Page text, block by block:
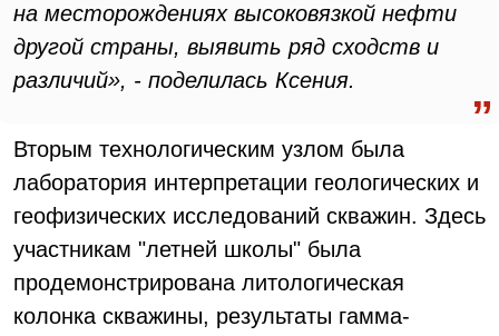
на месторождениях высоковязкой нефти
другой страны, выявить ряд сходств и
различий», - поделилась Ксения.
Вторым технологическим узлом была
лаборатория интерпретации геологических и
геофизических исследований скважин. Здесь
участникам "летней школы" была
продемонстрирована литологическая
колонка скважины, результаты гамма-